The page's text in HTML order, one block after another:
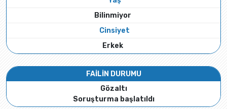
Bilinmiyor
Cinsiyet
Erkek
FAİLİN DURUMU
Gözaltı
Soruşturma başlatıldı